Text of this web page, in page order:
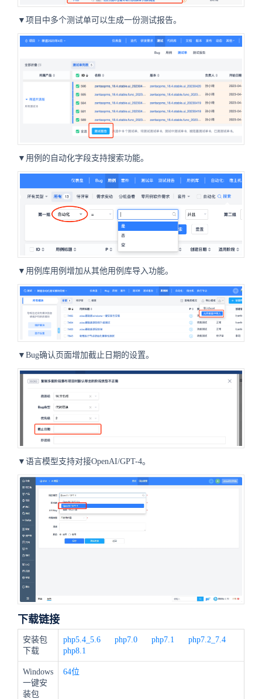
▼项目中多个测试单可以生成一份测试报告。
▼用例的自动化字段支持搜索功能。
▼用例库用例增加从其他用例库导入功能。
▼Bug确认页面增加截止日期的设置。
▼语言模型支持对接OpenAI/GPT-4。
下载链接
安装包
下载
php5.4_5.6 php7.0 php7.1
php7.2_7.4
php8.1
Windows
一键安
装包
64位